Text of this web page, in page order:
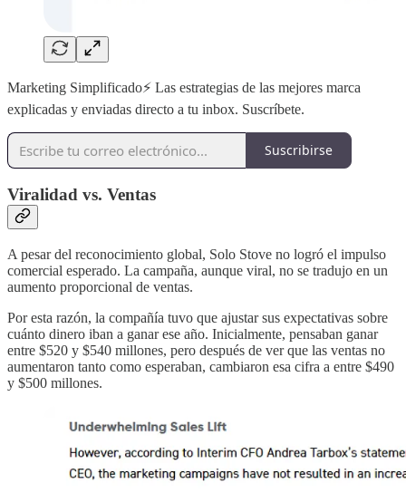
Marketing Simplificado⚡️ Las estrategias de las mejores marca
explicadas y enviadas directo a tu inbox. Suscríbete.
Suscribirse
Viralidad vs. Ventas
A pesar del reconocimiento global, Solo Stove no logró el impulso
comercial esperado. La campaña, aunque viral, no se tradujo en un
aumento proporcional de ventas.
Por esta razón, la compañía tuvo que ajustar sus expectativas sobre
cuánto dinero iban a ganar ese año. Inicialmente, pensaban ganar
entre $520 y $540 millones, pero después de ver que las ventas no
aumentaron tanto como esperaban, cambiaron esa cifra a entre $490
y $500 millones.